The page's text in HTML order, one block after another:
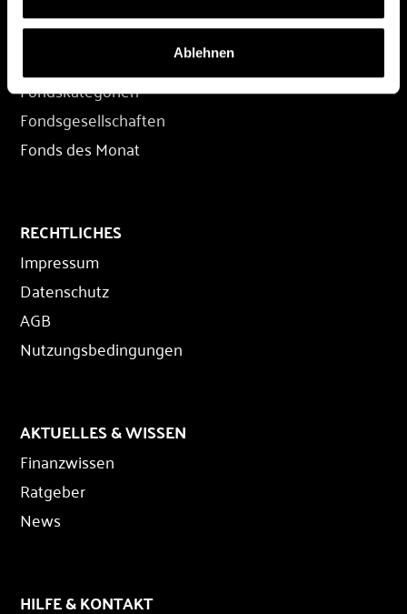
Ablehnen
FONDS
Fondskategorien
Fondsgesellschaften
Fonds des Monat
RECHTLICHES
Impressum
Datenschutz
AGB
Nutzungsbedingungen
AKTUELLES & WISSEN
Finanzwissen
Ratgeber
News
HILFE & KONTAKT